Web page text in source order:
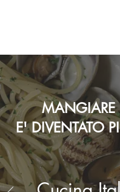
MANGIARE
E' DIVENTATO